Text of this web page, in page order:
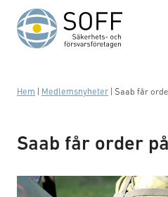
Hoppa till innehåll
Hem Medlemsnyheter Saab får
Saab får order